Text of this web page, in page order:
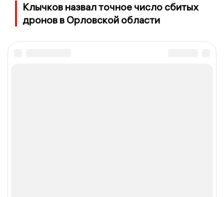
Клычков назвал точное число сбитых
дронов в Орловской области